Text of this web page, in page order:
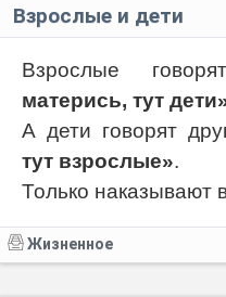
Взрослые и дети
Взрослые
матерись, тут
А дети говорят
тут взрослые».
Только наказывают
Жизненное